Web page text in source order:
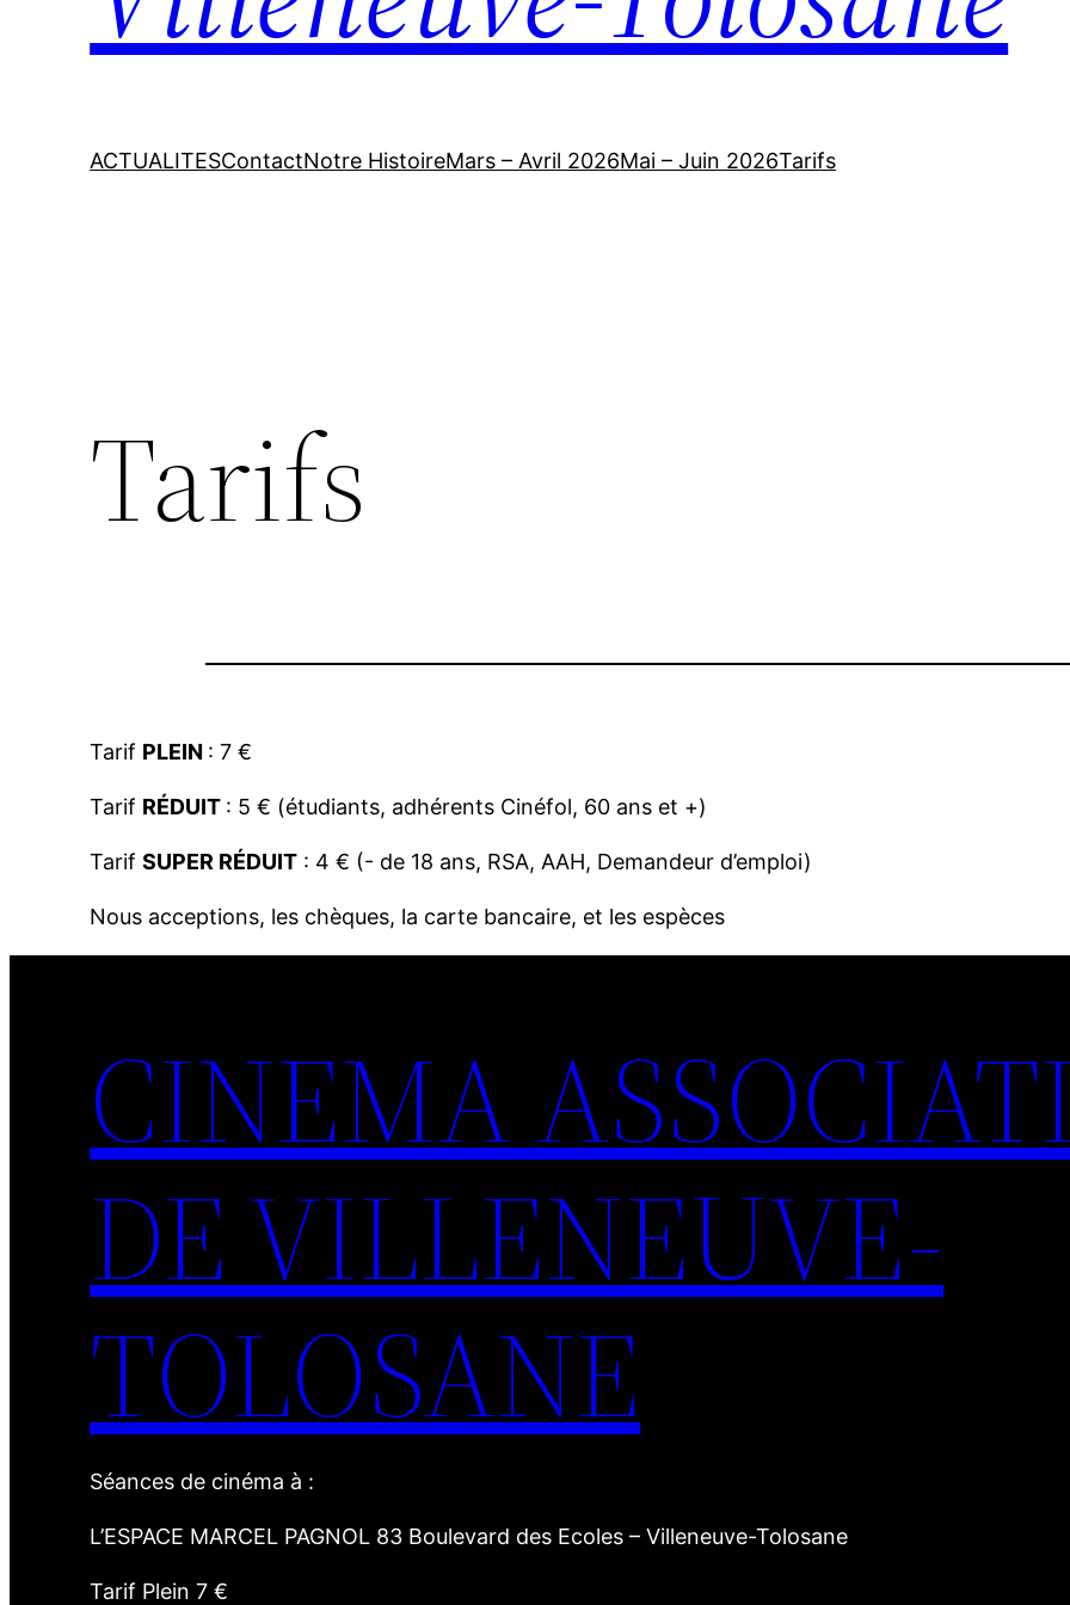
ACTUALITESContactNotre HistoireMars – Avril 2026Mai – Juin 2026Tarifs
Tarifs
Tarif PLEIN : 7 €
Tarif RÉDUIT : 5 € (étudiants, adhérents Cinéfol, 60 ans et +)
TarifSUPER RÉDUIT : 4 € (- de 18 ans, RSA, AAH, Demandeur d’emploi)
Nous acceptions, les chèques, la carte bancaire, et les espèces
CINEMA
DE VILLENEUVE-
TOLOSANE
Séances de cinéma à :
L’ESPACE MARCEL PAGNOL 83 Boulevard des Ecoles – Villeneuve-Tolosane
Tarif Plein 7 €